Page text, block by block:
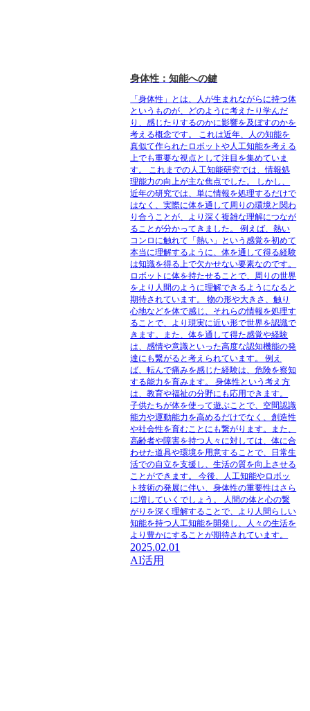
身体性：知能への鍵
「身体性」とは、人が生まれながらに持つ体
というものが、どのように考えたり学んだ
り、感じたりするのかに影響を及ぼすのかを
考える概念です。 これは近年、人の知能を
真似て作られたロボットや人工知能を考える
上でも重要な視点として注目を集めていま
す。 これまでの人工知能研究では、情報処
理能力の向上が主な焦点でした。 しかし、
近年の研究では、単に情報を処理するだけで
はなく、実際に体を通して周りの環境と関わ
り合うことが、より深く複雑な理解につなが
ることが分かってきました。 例えば、熱い
コンロに触れて「熱い」という感覚を初めて
本当に理解するように、体を通して得る経験
は知識を得る上で欠かせない要素なのです。
ロボットに体を持たせることで、周りの世界
をより人間のように理解できるようになると
期待されています。 物の形や大きさ、触り
心地などを体で感じ、それらの情報を処理す
ることで、より現実に近い形で世界を認識で
きます。また、体を通して得た感覚や経験
は、感情や意識といった高度な認知機能の発
達にも繋がると考えられています。 例え
ば、転んで痛みを感じた経験は、危険を察知
する能力を育みます。 身体性という考え方
は、教育や福祉の分野にも応用できます。
子供たちが体を使って遊ぶことで、空間認識
能力や運動能力を高めるだけでなく、創造性
や社会性を育むことにも繋がります。また、
高齢者や障害を持つ人々に対しては、体に合
わせた道具や環境を用意することで、日常生
活での自立を支援し、生活の質を向上させる
ことができます。 今後、人工知能やロボッ
ト技術の発展に伴い、身体性の重要性はさら
に増していくでしょう。 人間の体と心の繋
がりを深く理解することで、より人間らしい
知能を持つ人工知能を開発し、人々の生活を
より豊かにすることが期待されています。
2025.02.01
AI活用